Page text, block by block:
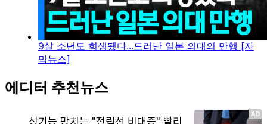
9살 소년도 희생됐다...드러난 일본 의대의 만행 [자
막뉴스]
에디터 추천뉴스